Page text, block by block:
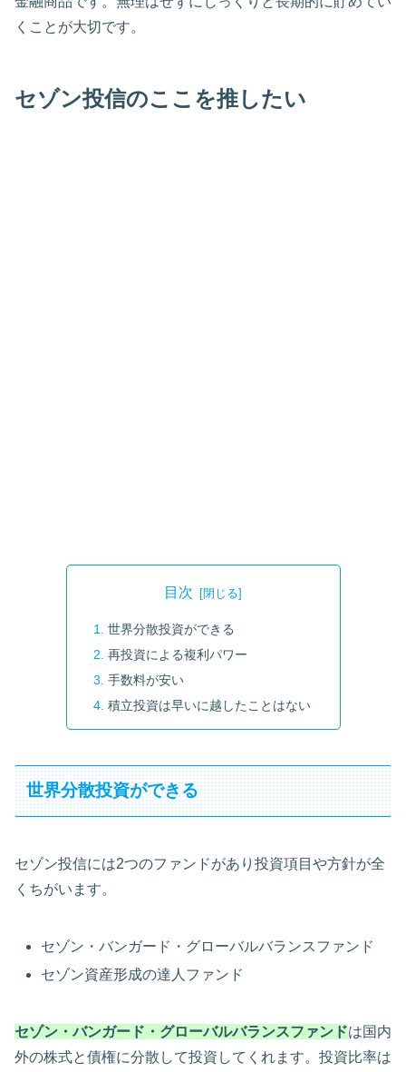
くことが大切です。
セゾン投信のここを推したい
目次
世界分散投資ができる
再投資による複利パワー
手数料が安い
積立投資は早いに越したことはない
世界分散投資ができる
セゾン投信には2つのファンドがあり投資項目や方針が全
くちがいます。
セゾン・バンガード・グローバルバランスファンド
セゾン資産形成の達人ファンド
セゾン・バンガード・グローバルバランスファンドは国内
外の株式と債権に分散して投資してくれます。投資比率は